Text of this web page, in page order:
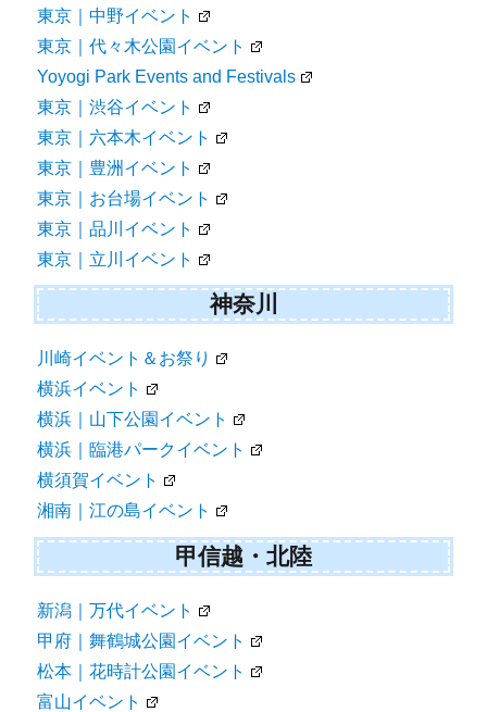
東京｜中野イベント
東京｜代々木公園イベント
Yoyogi Park Events and Festivals
東京｜渋谷イベント
東京｜六本木イベント
東京｜豊洲イベント
東京｜お台場イベント
東京｜品川イベント
東京｜立川イベント
神奈川
川崎イベント＆お祭り
横浜イベント
横浜｜山下公園イベント
横浜｜臨港パークイベント
横須賀イベント
湘南｜江の島イベント
甲信越・北陸
新潟｜万代イベント
甲府｜舞鶴城公園イベント
松本｜花時計公園イベント
富山イベント